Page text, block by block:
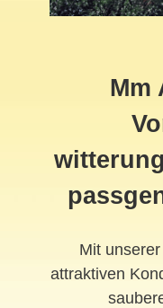
Mm
Mit
attraktiven